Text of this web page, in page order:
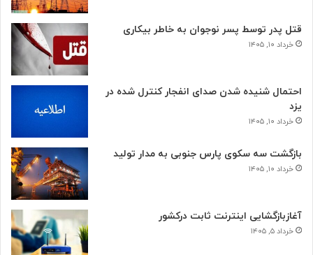
قتل پدر توسط پسر نوجوان به خاطر بیکاری
خرداد ۱۰, ۱۴۰۵
احتمال شنیده شدن صدای انفجار کنترل شده در
یزد
خرداد ۱۰, ۱۴۰۵
بازگشت سه سکوی پارس جنوبی به مدار تولید
خرداد ۱۰, ۱۴۰۵
آغازبازگشایی اینترنت ثابت درکشور
خرداد ۵, ۱۴۰۵